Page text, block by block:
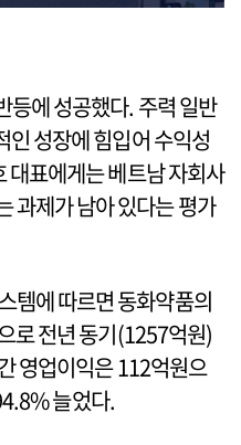
등에 성공했다. 주력 일반
성장에 힘입어 수익성
대표에게는 베트남 자회사
과제가 남아 있다는 평가
템에 따르면 동화약품의
로 전년 동기(1257억원)
영업이익은 112억원으
늘었다.